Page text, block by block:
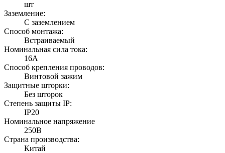
шт
Заземление:
С заземлением
Способ монтажа:
Встраиваемый
Номинальная сила тока:
16А
Способ крепления проводов:
Винтовой зажим
Защитные шторки:
Без шторок
Степень защиты IP:
IP20
Номинальное напряжение
250В
Страна производства:
Китай